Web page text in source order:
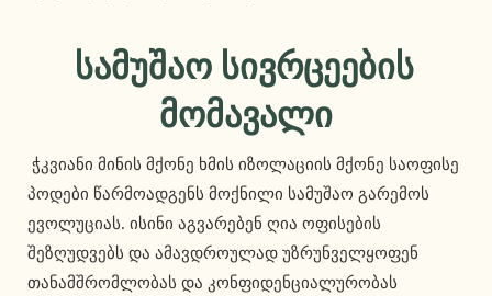
Სამუშაო Სივრცეების
Მომავალი
პოდები წარმოადგენს მოქნილი სამუშაო გარემოს
ევოლუციას. ისინი აგვარებენ ღია ოფისების
შეზღუდვებს და ამავდროულად უზრუნველყოფენ
თანამშრომლობას და კონფიდენციალურობას